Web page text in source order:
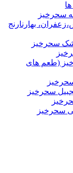
سحرخیز
بهارنارنج
سحرخیز
(طعم های
سحرخیز
سحرخیز